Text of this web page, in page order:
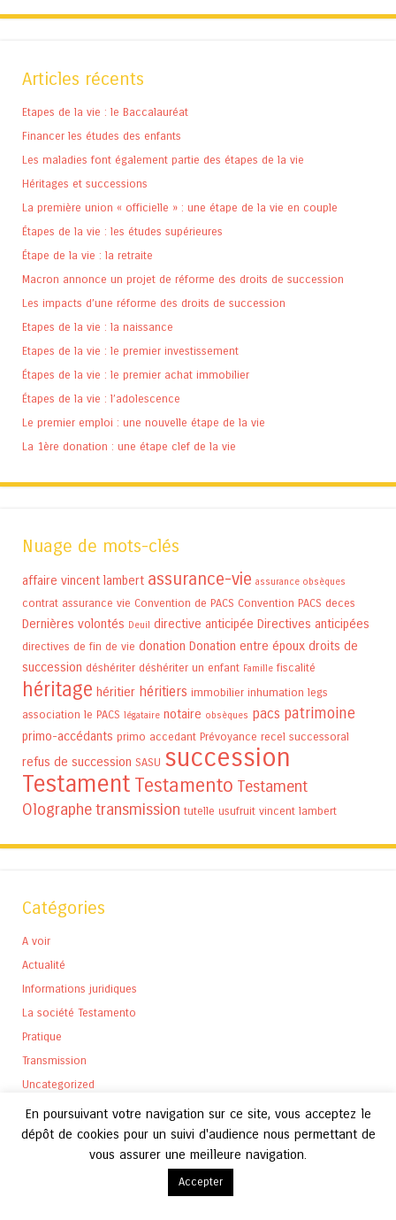
Articles récents
Etapes de la vie : le Baccalauréat
Financer les études des enfants
Les maladies font également partie des étapes de la vie
Héritages et successions
La première union « officielle » : une étape de la vie en couple
Étapes de la vie : les études supérieures
Étape de la vie : la retraite
Macron annonce un projet de réforme des droits de succession
Les impacts d’une réforme des droits de succession
Etapes de la vie : la naissance
Etapes de la vie : le premier investissement
Étapes de la vie : le premier achat immobilier
Étapes de la vie : l’adolescence
Le premier emploi : une nouvelle étape de la vie
La 1ère donation : une étape clef de la vie
Nuage de mots-clés
affaire vincent lambert assurance-vie assurance obsèques
contrat assurance vie Convention de PACS Convention PACS deces
Dernières volontés Deuil directive anticipée Directives anticipées
directives de fin de vie donation Donation entre époux droits de
succession déshériter déshériter un enfant Famille fiscalité
héritage héritier héritiers immobilier inhumation legs
association le PACS légataire notaire obsèques pacs patrimoine
primo-accédants primo accedant Prévoyance recel successoral
refus de succession SASU succession
Testament Testamento Testament
Olographetransmission tutelle usufruit vincent lambert
Catégories
A voir
Actualité
Informations juridiques
La société Testamento
Pratique
Transmission
Uncategorized
En poursuivant votre navigation sur ce site, vous acceptez le
dépôt de cookies pour un suivi d'audience nous permettant de
vous assurer une meilleure navigation.
Accepter